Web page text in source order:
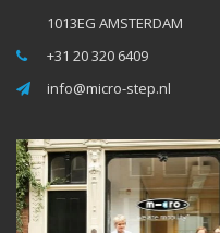
1013EG AMSTERDAM
+31 20 320 6409
info@micro-step.nl